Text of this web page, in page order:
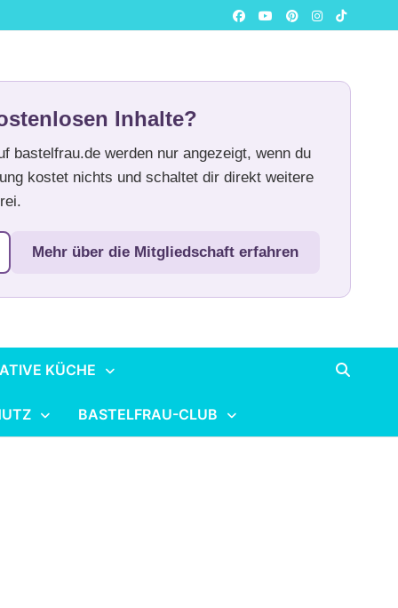
Inhalte?
bastelfrau.de werden nur angezeigt, wenn du
kostet nichts und schaltet dir direkt weitere
Mehr über die Mitgliedschaft erfahren
KÜCHE
BASTELFRAU-CLUB